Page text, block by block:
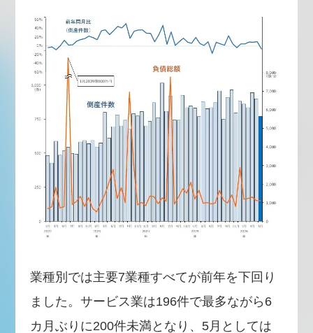
業種別では主要7業種すべてが前年を下回り
ました。サービス業は196件で最多ながら6
カ月ぶりに200件未満となり、5月としては